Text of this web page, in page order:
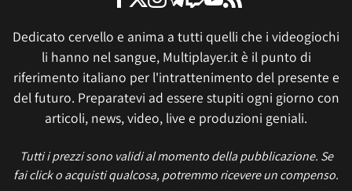
Dedicato cervello e anima a tutti quelli che i videogiochi
li hanno nel sangue, Multiplayer.it è il punto di
riferimento italiano per l'intrattenimento del presente e
del futuro. Preparatevi ad essere stupiti ogni giorno con
articoli, news, video, live e produzioni geniali.
Tutti i prezzi sono validi al momento della pubblicazione. Se
fai click o acquisti qualcosa, potremmo ricevere un compenso.